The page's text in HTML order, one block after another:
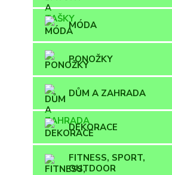
MÓDA
PONOŽKY
DŮM A ZAHRADA
DEKORACE
FITNESS, SPORT,
OUTDOOR